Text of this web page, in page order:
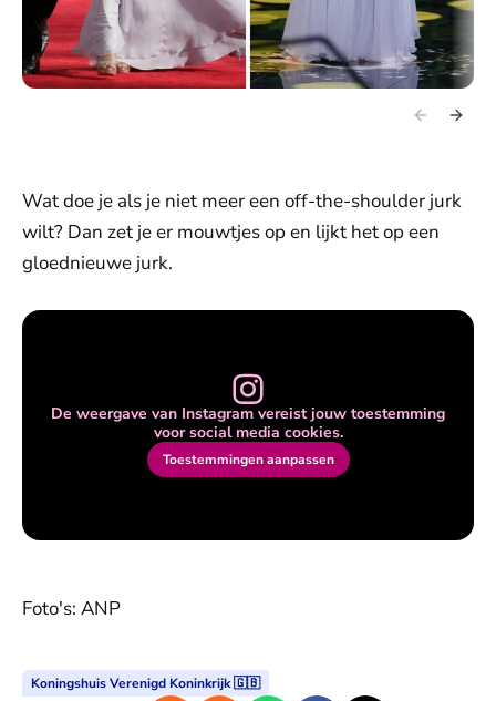
Wat doe je als je niet meer een off-the-shoulder jurk
wilt? Dan zet je er mouwtjes op en lijkt het op een
gloednieuwe jurk.
De weergave van Instagram vereist jouw toestemming
voor social media cookies.
Toestemmingen aanpassen
Foto's: ANP
Koningshuis Verenigd Koninkrijk 🇬🇧